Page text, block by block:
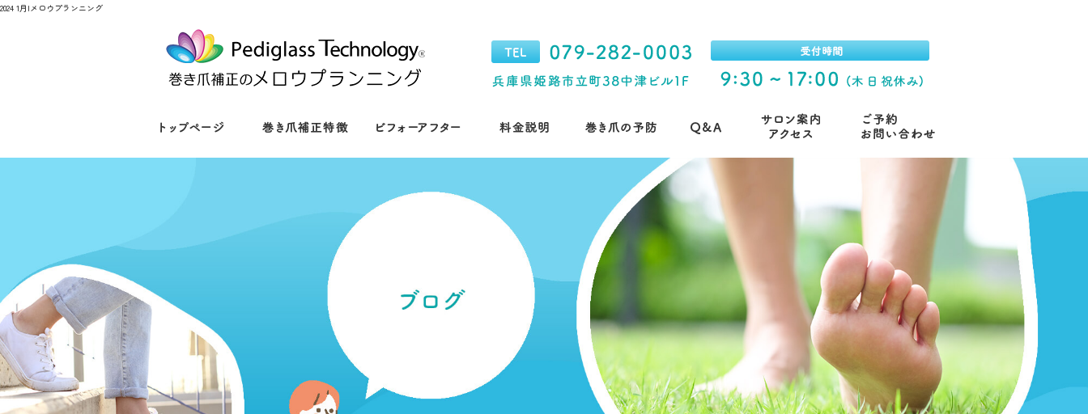
2024 1月|メロウプランニング